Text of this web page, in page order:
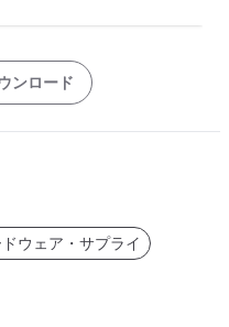
ンロード
ウェア・サプライ